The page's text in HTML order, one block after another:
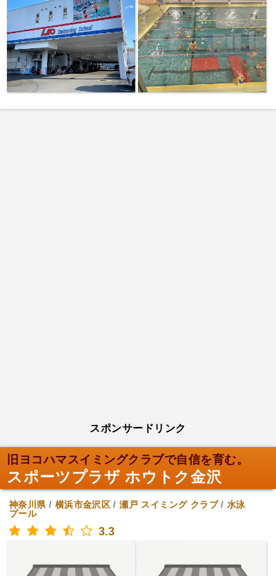
スポンサードリンク
旧ヨコハマスイミングクラブで自信を育む。
スポーツプラザ ホウトク金沢
神奈川県/ 横浜市金沢区 /瀬戸 スイミング クラブ/水泳
プール
3.3